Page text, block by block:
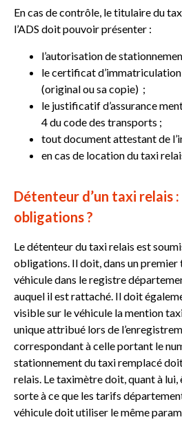
En cas de contrôle, le titulaire du
l’ADS doit pouvoir présenter :
l’autorisation de
le certificat
(original ou sa copie) ;
le justificatif d’assurance
4 du code des transports ;
tout document attestant de
en cas de location du taxi
Détenteur d’un taxi relais
obligations ?
Le détenteur du taxi relais est
obligations. Il doit, dans un premier
véhicule dans le registre
auquel il est rattaché. Il doit
visible sur le véhicule la mention
unique attribué lors de
correspondant à celle portant le
stationnement du taxi remplacé
relais. Le taximètre doit, quant à
sorte à ce que les tarifs
véhicule doit utiliser le même